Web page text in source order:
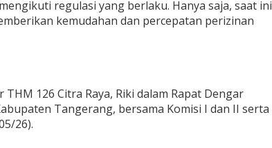
regulasi yang berlaku. Hanya saja, saat ini
kemudahan dan percepatan perizinan
126 Citra Raya, Riki dalam Rapat Dengar
Tangerang, bersama Komisi I dan II serta
26).